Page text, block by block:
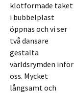
klotformade taket
i bubbelplast
öppnas och vi ser
två dansare
gestalta
världsrymden inför
oss. Mycket
långsamt och